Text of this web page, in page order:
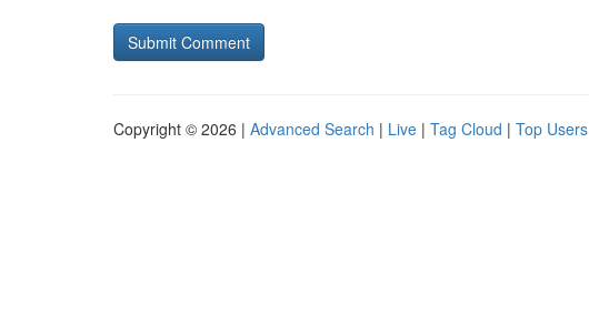
Copyright © 2026 | Advanced Search | Live | Tag Cloud | Top Users